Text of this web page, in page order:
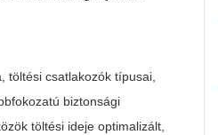
töltési csatlakozók típusai,
biztonsági
töltési ideje optimalizált,